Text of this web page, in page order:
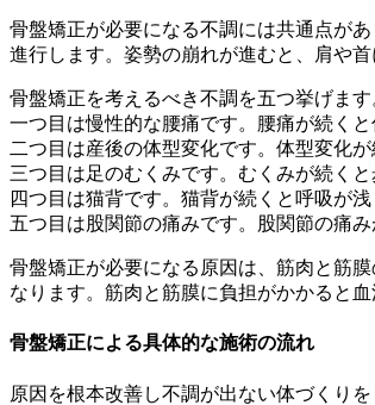
骨盤矯正が必要になる不調には共通点が
進行します。姿勢の崩れが進むと、肩や首
骨盤矯正を考えるべき不調を五つ挙げます
一つ目は慢性的な腰痛です。腰痛が続くと
二つ目は産後の体型変化です。体型変化
三つ目は足のむくみです。むくみが続くと
四つ目は猫背です。猫背が続くと呼吸が浅
五つ目は股関節の痛みです。股関節の痛
骨盤矯正が必要になる原因は、筋肉と筋
なります。筋肉と筋膜に負担がかかると
骨盤矯正による具体的な施術の流れ
原因を根本改善し不調が出ない体づくり